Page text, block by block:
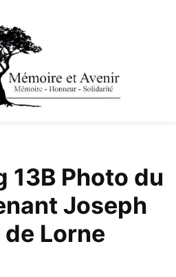
13B Photo du
Joseph
Lorne